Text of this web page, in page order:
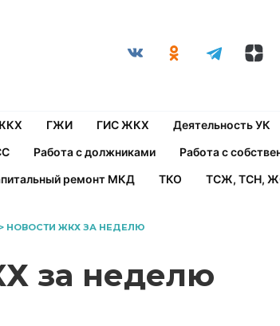
ГЖИ ГИС ЖКХ Деятельность УК
Работа с должниками Работа с
ремонт МКД ТКО ТСЖ, ТСН,
> НОВОСТИ ЖКХ ЗА НЕДЕЛЮ
за неделю